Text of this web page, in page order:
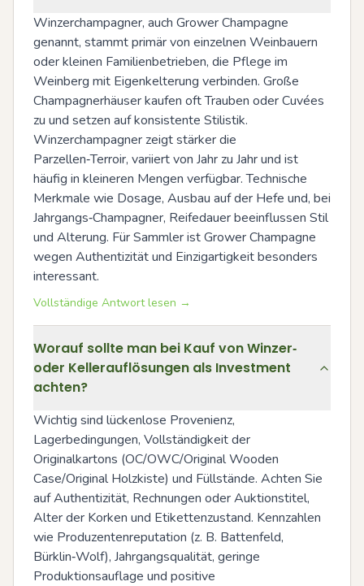
Winzerchampagner, auch Grower Champagne
genannt, stammt primär von einzelnen Weinbauern
oder kleinen Familienbetrieben, die Pflege im
Weinberg mit Eigenkelterung verbinden. Große
Champagnerhäuser kaufen oft Trauben oder Cuvées
zu und setzen auf konsistente Stilistik.
Winzerchampagner zeigt stärker die
Parzellen‑Terroir, variiert von Jahr zu Jahr und ist
häufig in kleineren Mengen verfügbar. Technische
Merkmale wie Dosage, Ausbau auf der Hefe und, bei
Jahrgangs‑Champagner, Reifedauer beeinflussen Stil
und Alterung. Für Sammler ist Grower Champagne
wegen Authentizität und Einzigartigkeit besonders
interessant.
Vollständige Antwort lesen →
Worauf sollte man bei Kauf von Winzer‑
oder Kellerauflösungen als Investment
achten?
Wichtig sind lückenlose Provenienz,
Lagerbedingungen, Vollständigkeit der
Originalkartons (OC/OWC/Original Wooden
Case/Original Holzkiste) und Füllstände. Achten Sie
auf Authentizität, Rechnungen oder Auktionstitel,
Alter der Korken und Etikettenzustand. Kennzahlen
wie Produzentenreputation (z. B. Battenfeld,
Bürklin‑Wolf), Jahrgangsqualität, geringe
Produktionsauflage und positive